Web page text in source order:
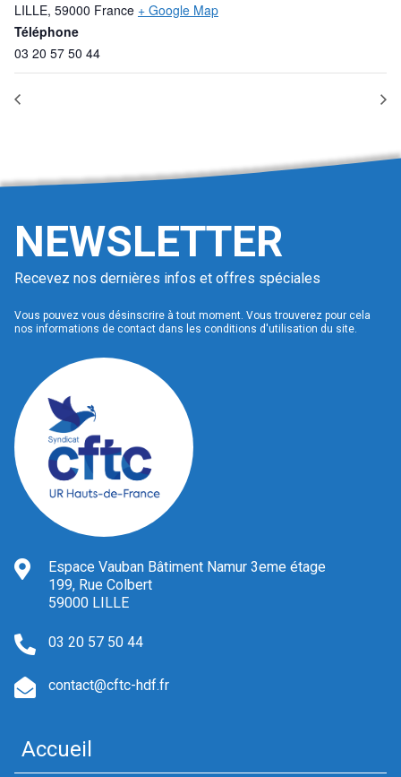
LILLE, 59000 France + Google Map
Téléphone
03 20 57 50 44
NEWSLETTER
Recevez nos dernières infos et offres spéciales
Vous pouvez vous désinscrire à tout moment. Vous trouverez pour cela
nos informations de contact dans les conditions d'utilisation du site.
Espace Vauban Bâtiment Namur 3eme étage
199, Rue Colbert
59000 LILLE
03 20 57 50 44
contact@cftc-hdf.fr
Accueil